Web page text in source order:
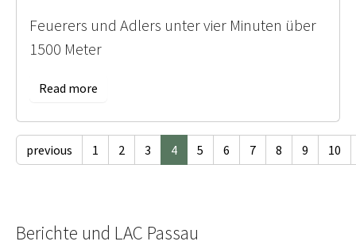
Feuerers und Adlers unter vier Minuten über
1500 Meter
Read more
previous 1 2 3 4 5 6 7 8 9 10
Berichte und LAC Passau